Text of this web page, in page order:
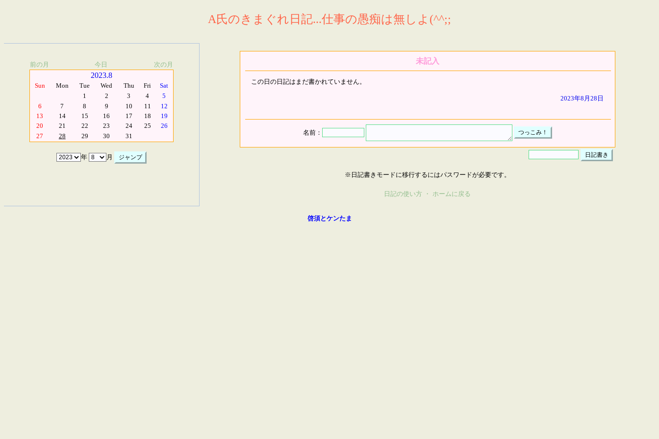
A氏のきまぐれ日記...仕事の愚痴は無しよ(^^;;
前の月 今日 次の月
2023.8
Sun Mon Tue Wed Thu Fri
Sat
1
2 3 4
5
6
7 8 9 10 11
12
13
14 15 16 17 18
19
20
21 22 23 24 25
26
27
28 29 30 31
年 月
未記入
この日の日記はまだ書かれていません。
2023年8月28日
名前：
※日記書きモードに移行するにはパスワードが必要です。
日記の使い方 ・ ホームに戻る
啓須とケンたま